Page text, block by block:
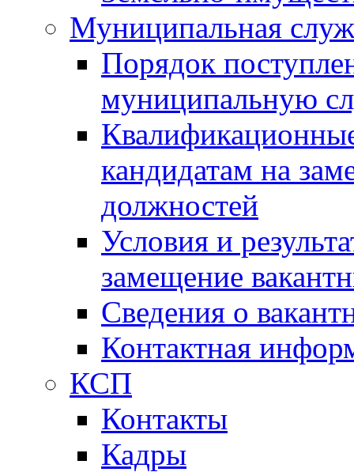
Муниципальная
Порядок
муниципальную
кандидатам на
должностей
Условия и
замещение
Сведения о
Контактная
КСП
Контакты
Кадры